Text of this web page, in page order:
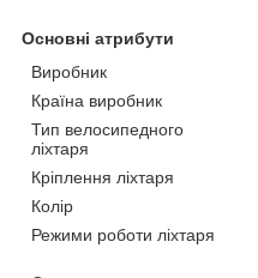
Основні атрибути
Виробник
Країна виробник
Тип велосипедного
ліхтаря
Кріплення ліхтаря
Колір
Режими роботи ліхтаря